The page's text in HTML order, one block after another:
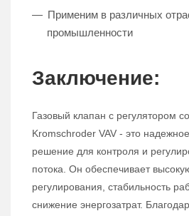
Применим в различных
промышленности
Заключение:
Газовый клапан с регулятором
Kromschroder VAV - это
решение для контроля и
потока. Он обеспечивает
регулирования, стабильность
снижение энергозатрат.